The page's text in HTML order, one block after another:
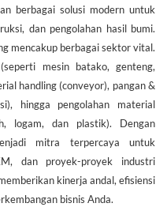
berbagai solusi modern untuk
dan pengolahan hasil bumi.
mencakup berbagai sektor vital.
mesin batako, genteng,
handling (conveyor), pangan &
hingga pengolahan material
logam, dan plastik). Dengan
mitra terpercaya untuk
dan proyek-proyek industri
kinerja andal, efisiensi
bisnis Anda.